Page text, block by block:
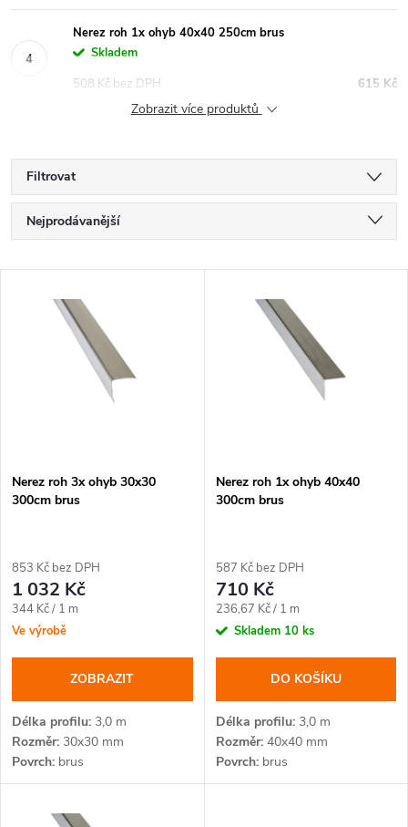
Nerez roh 1x ohyb 40x40 250cm brus
Skladem
615 Kč
508 Kč bez DPH
Zobrazit více produktů
Filtrovat
Ř
a
p
o
d
k
t
Nejprodávanější
Abecedně
s
p
r
o
d
u
k
t
Nerez roh 3x ohyb 30x30
300cm brus
853 Kč bez DPH
1 032 Kč
Měrná
cena:
344 Kč / 1 m
Ve výrobě
ZOBRAZIT
Délka profilu 3,0 m
Rozměr 30x30 mm
Povrch brus
Nerez roh 1x ohyb 40x40
300cm brus
587 Kč bez DPH
710 Kč
Měrná
cena:
236,67 Kč / 1 m
Skladem 10 ks
DO KOŠÍKU
Délka profilu3,0 m
Rozměr40x40 mm
Povrchbrus